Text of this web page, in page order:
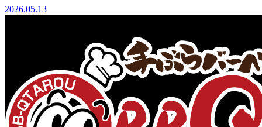
2026.05.13